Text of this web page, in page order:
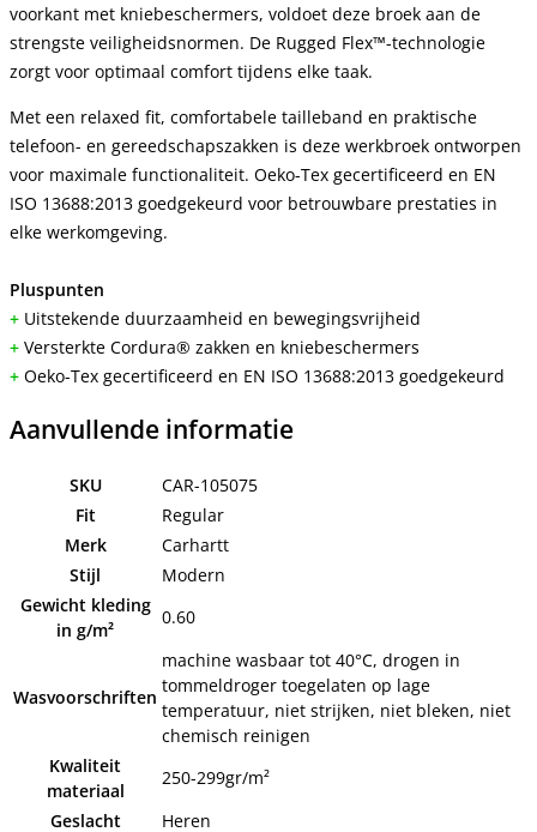
voorkant met kniebeschermers, voldoet deze broek aan de
strengste veiligheidsnormen. De Rugged Flex™-technologie
zorgt voor optimaal comfort tijdens elke taak.
Met een relaxed fit, comfortabele tailleband en praktische
telefoon- en gereedschapszakken is deze werkbroek ontworpen
voor maximale functionaliteit. Oeko-Tex gecertificeerd en EN
ISO 13688:2013 goedgekeurd voor betrouwbare prestaties in
elke werkomgeving.
Pluspunten
+ Uitstekende duurzaamheid en bewegingsvrijheid
+ Versterkte Cordura® zakken en kniebeschermers
+ Oeko-Tex gecertificeerd en EN ISO 13688:2013 goedgekeurd
Aanvullende informatie
SKU
CAR-105075
Fit
Regular
Merk
Carhartt
Stijl
Modern
Gewicht kleding
in g/m²
0.60
Wasvoorschriften
machine wasbaar tot 40°C, drogen in
tommeldroger toegelaten op lage
temperatuur, niet strijken, niet bleken, niet
chemisch reinigen
Kwaliteit
materiaal
250-299gr/m²
Geslacht
Heren